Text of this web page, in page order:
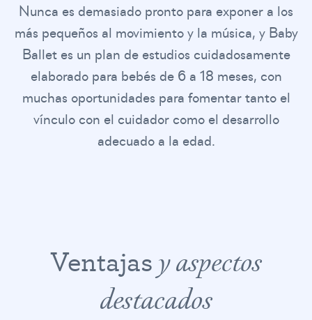
Nunca es demasiado pronto para exponer a los
más pequeños al movimiento y la música, y Baby
Ballet es un plan de estudios cuidadosamente
elaborado para bebés de 6 a 18 meses, con
muchas oportunidades para fomentar tanto el
vínculo con el cuidador como el desarrollo
adecuado a la edad.
Ventajasy aspectos
destacados